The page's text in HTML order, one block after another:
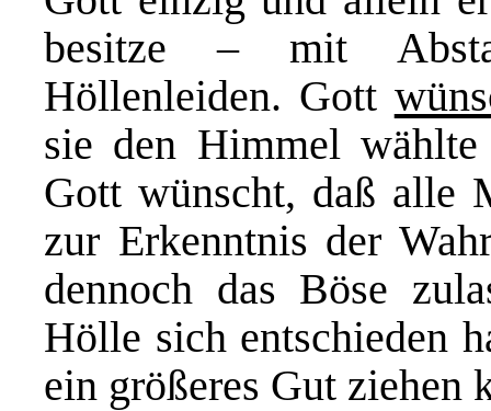
besitze – mit
Höllenleiden. Gott
sie den Himmel
Gott wünscht, daß alle
zur Erkenntnis der
dennoch das Böse
Hölle sich entschieden
ein größeres Gut ziehen